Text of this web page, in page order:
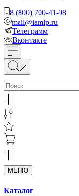
8 (800) 700-41-98
mail@iamlp.ru
Телеграмм
Вконтакте
МЕНЮ
Каталог